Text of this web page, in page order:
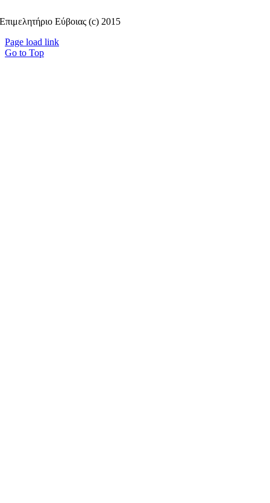
Επιμελητήριο Εύβοιας (c) 2015
Page load link
Go to Top